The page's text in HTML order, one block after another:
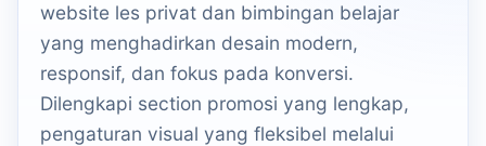
website les privat dan bimbingan belajar
yang menghadirkan desain modern,
responsif, dan fokus pada konversi.
Dilengkapi section promosi yang lengkap,
pengaturan visual yang fleksibel melalui